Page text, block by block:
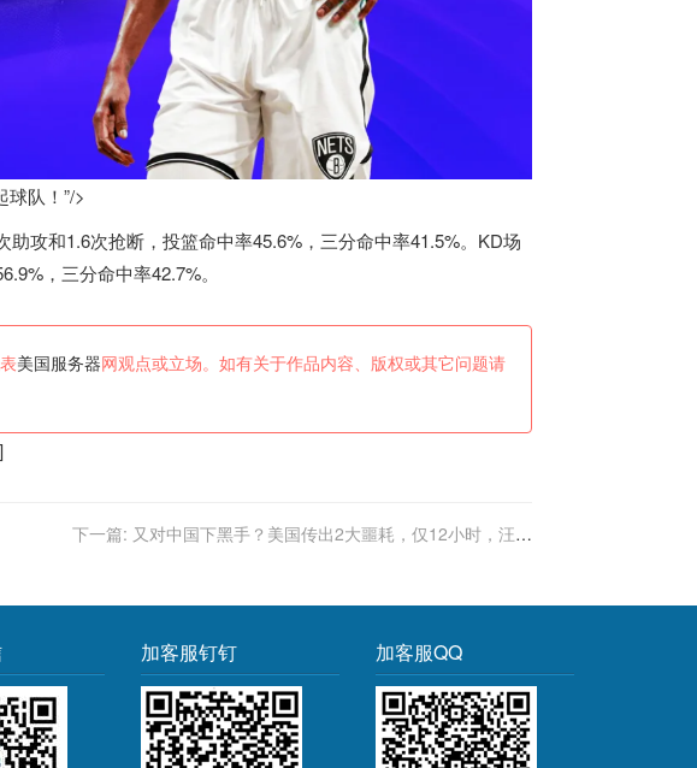
队！”/>
攻和1.6次抢断，投篮命中率45.6%，三分命中率41.5%。KD场
，三分命中率42.7%。
美国服务器 网观点或立场。如有关于作品内容、版权或其它问题请
下一篇: 又对中国下黑手？美国传出2大噩耗，仅12小时，汪文
加客服钉钉 加客服QQ